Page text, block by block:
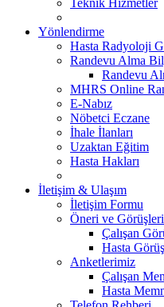
Yönlendirme
Hasta Radyoloji
Randevu Alma
Randevu
MHRS Online
E-Nabız
Nöbetci Eczane
İhale İlanları
Uzaktan Eğitim
Hasta Hakları
İletişim & Ulaşım
İletişim Formu
Öneri ve
Çalışan
Hasta
Anketlerimiz
Çalışan
Hasta